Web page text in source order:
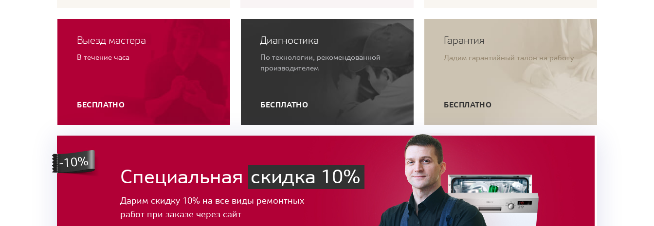
Выезд мастера
В течение часа
БЕСПЛАТНО
Диагностика
По технологии, рекомендованной
производителем
БЕСПЛАТНО
Гарантия
Дадим гарантийный талон на работу
БЕСПЛАТНО
Специальная скидка 10%
Дарим скидку 10% на все виды ремонтных
работ при заказе через сайт